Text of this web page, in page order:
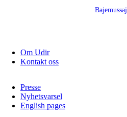
Bajemussaj
Om Udir
Kontakt oss
Presse
Nyhetsvarsel
English pages